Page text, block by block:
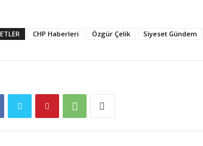
CHP Haberleri Özgür Çelik Siyeset Gündem